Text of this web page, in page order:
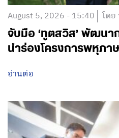
August 5, 2026 - 15:40 โดย
จับมือ ‘ทูตสวิส’ พัฒนา
นำร่องโครงการพหุภา
อ่านต่อ